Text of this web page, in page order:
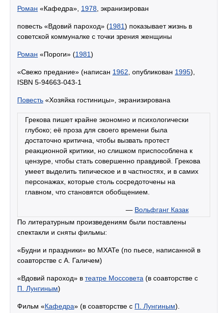
Роман «Кафедра», 1978 , экранизирован
повесть «Вдовий пароход» (1981) показывает жизнь в
советской коммуналке с точки зрения женщины
Роман «Пороги» (1981)
«Свежо предание» (написан 1962 , опубликован 1995),
ISBN 5-94663-043-1
Повесть «Хозяйка гостиницы», экранизирована
Грекова пишет крайне экономно и психологически
глубоко; её проза для своего времени была
достаточно критична, чтобы вызвать протест
реакционной критики, но слишком приспособлена к
цензуре, чтобы стать совершенно правдивой. Грекова
умеет выделить типическое и в частностях, и в самих
персонажах, которые столь сосредоточены на
главном, что становятся обобщением.
— Вольфганг Казак
По литературным произведениям были поставлены
спектакли и сняты фильмы:
«Будни и праздники» во МХАТе (по пьесе, написанной в
соавторстве с А. Галичем)
«Вдовий пароход» в театре Моссовета (в соавторстве с
П. Лунгиным)
Фильм «Кафедра» (в соавторстве с П. Лунгиным).